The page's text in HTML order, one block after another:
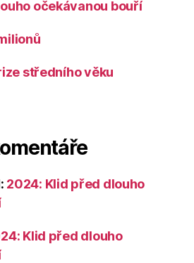
očekávanou bouří
středního věku
: 2024: Klid před dlouho
Klid před dlouho